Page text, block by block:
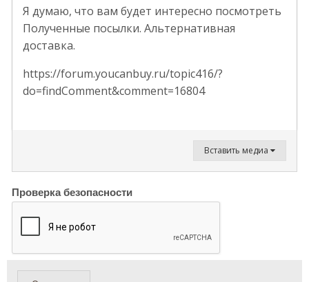
Я думаю, что вам будет интересно посмотреть
Полученные посылки. Альтернативная
доставка.
https://forum.youcanbuy.ru/topic416/?
do=findComment&comment=16804
Вставить медиа
Проверка безопасности